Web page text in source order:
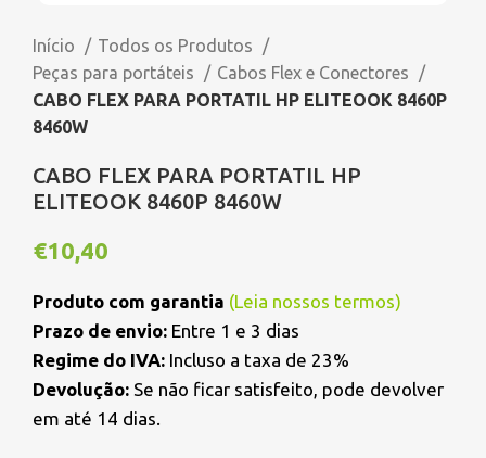
Início
Todos os Produtos
Peças para portáteis
Cabos Flex e Conectores
CABO FLEX PARA PORTATIL HP ELITEOOK 8460P
8460W
CABO FLEX PARA PORTATIL HP
ELITEOOK 8460P 8460W
€10,40
Produto com garantia (Leia nossos termos)
Prazo de envio: Entre 1 e 3 dias
Regime do IVA: Incluso a taxa de 23%
Devolução: Se não ficar satisfeito, pode devolver
em até 14 dias.